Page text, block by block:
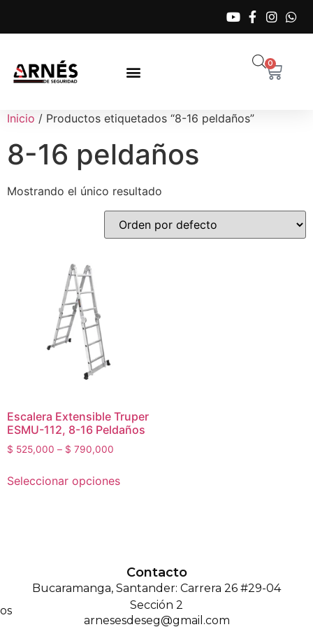
0
Inicio / Productos etiquetados “8-16 peldaños”
8-16 peldaños
Mostrando el único resultado
Escalera Extensible Truper
ESMU-112, 8-16 Peldaños
$ 525,000 – $ 790,000
Seleccionar opciones
Contacto
Bucaramanga, Santander: Carrera 26 #29-04
Sección 2
arnesesdeseg@gmail.com